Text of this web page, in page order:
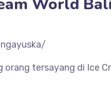
World Bali
tersayang di Ice